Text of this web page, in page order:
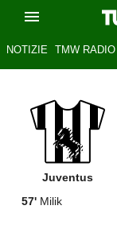
NOTIZIE TMW RADIO
Juventus
57' Milik